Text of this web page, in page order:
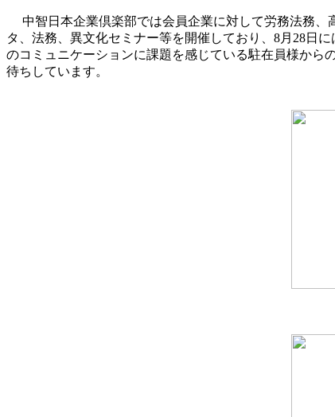
中智日本企業倶楽部では会員企業に対して労務法務
タ、法務、異文化セミナー等を開催しており、8月28日
のコミュニケーションに課題を感じている駐在員様から
待ちしています。